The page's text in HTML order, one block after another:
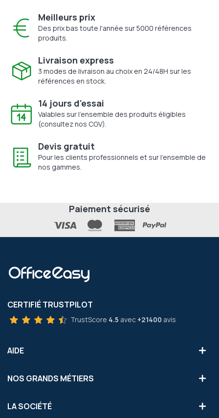
Meilleurs prix
Des prix bas toute l'année sur 5000 références
produits.
Livraison express
3 modes de livraison au choix en 24/48H sur les
références en stock.
14 jours d'essai
Valables sur l'ensemble des produits éligibles
(consultez nos CGV).
Devis gratuit
Pour les clients professionnels et sur l'ensemble de
nos gammes.
Paiement sécurisé
CERTIFIÉ TRUSTPILOT
TrustScore 4.5 avec +21400 avis
AIDE
NOS GRANDS MÉTIERS
LA SOCIÉTÉ